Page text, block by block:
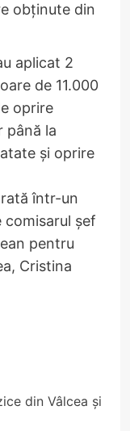
obținute din
aplicat 2
de 11.000
oprire
până la
și oprire
într-un
comisarul șef
pentru
Cristina
din Vâlcea și